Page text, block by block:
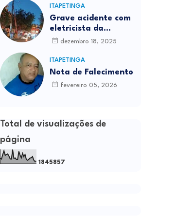
ITAPETINGA
Grave acidente com
eletricista da
Prefeitura é
Itapetinga
dezembro 18, 2025
ITAPETINGA
Nota de Falecimento
fevereiro 05, 2026
Total de visualizações de
página
1 845857